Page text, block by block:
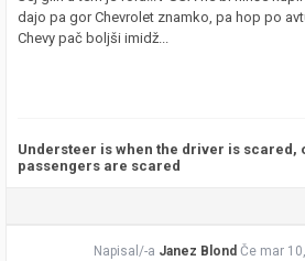
dajo pa gor Chevrolet znamko, pa hop po
Chevy pač boljši imidž...
Understeer is when the driver is scared,
passengers are scared
Napisal/-a Janez Blond Če mar